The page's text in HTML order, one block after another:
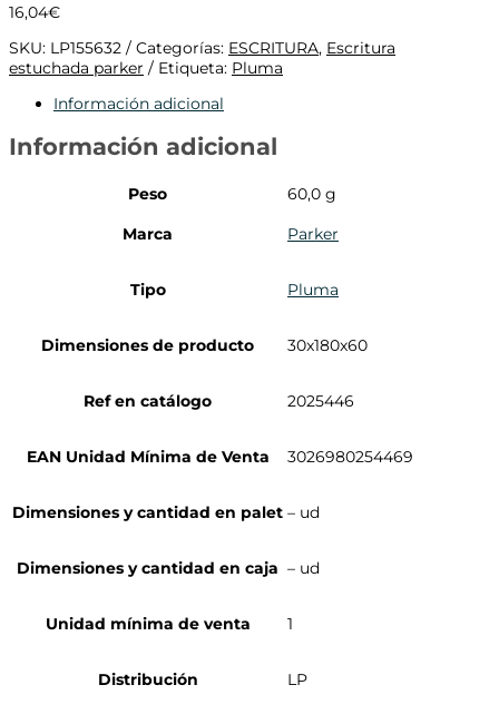
16,04€
SKU: LP155632 Categorías: ESCRITURA, Escritura
estuchada parker
Etiqueta: Pluma
Información adicional
Información adicional
Peso
60,0 g
Marca
Parker
Tipo Pluma
Dimensiones de producto 30x180x60
Ref en catálogo 2025446
EAN Unidad Mínima de Venta 3026980254469
Dimensiones y cantidad en palet – ud
Dimensiones y cantidad en caja – ud
Unidad mínima de venta 1
Distribución LP